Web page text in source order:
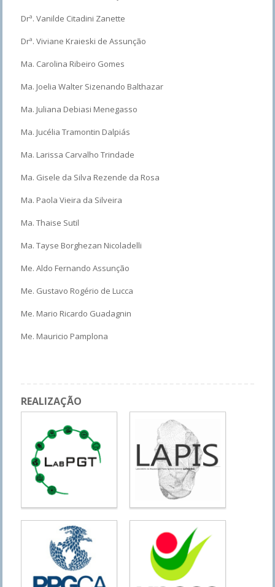
Drª. Vanilde Citadini Zanette
Drª. Viviane Kraieski de Assunção
Ma. Carolina Ribeiro Gomes
Ma. Joelia Walter Sizenando Balthazar
Ma. Juliana Debiasi Menegasso
Ma. Jucélia Tramontin Dalpiás
Ma. Larissa Carvalho Trindade
Ma. Gisele da Silva Rezende da Rosa
Ma. Paola Vieira da Silveira
Ma. Thaise Sutil
Ma. Tayse Borghezan Nicoladelli
Me. Aldo Fernando Assunção
Me. Gustavo Rogério de Lucca
Me. Mario Ricardo Guadagnin
Me. Mauricio Pamplona
REALIZAÇÃO